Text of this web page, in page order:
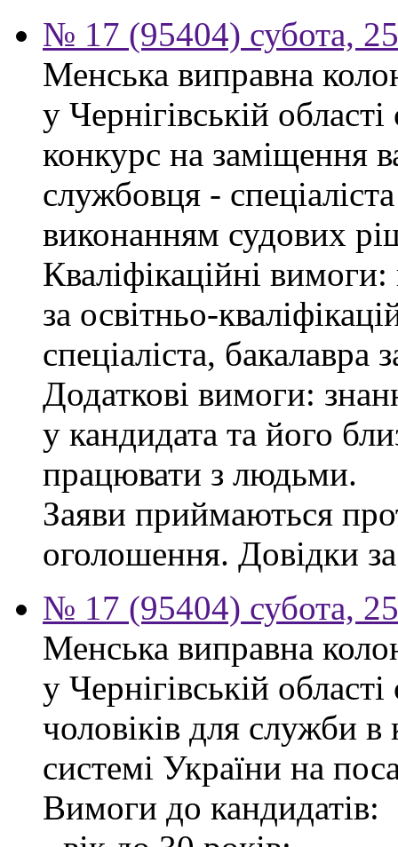
№ 17 (95404) субота,
Менська виправна
у Чернігівській
конкурс на заміщення
службовця -
виконанням судових
Кваліфікаційні
за освітньо-
спеціаліста,
Додаткові вимоги:
у кандидата та його
працювати з людьми.
Заяви приймаються
оголошення. Довідки
№ 17 (95404) субота,
Менська виправна
у Чернігівській
чоловіків для служби
системі України на
Вимоги до кандидатів: